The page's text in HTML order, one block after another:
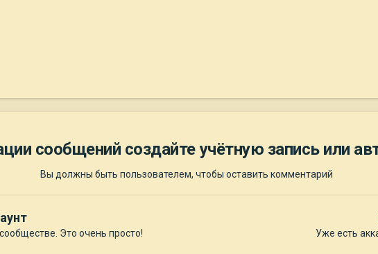
сообщений создайте учётную запись или
Вы должны быть пользователем, чтобы оставить комментарий
Это очень просто! Уже есть